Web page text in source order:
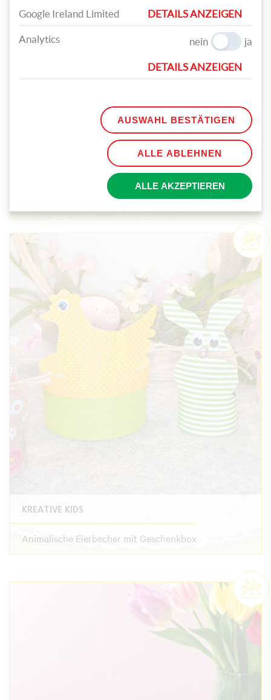
KREATIVE KIDS
Animalische Eierbecher mit Geschenkbox
Google Ireland Limited DETAILS ANZEIGEN
Analytics nein ja
DETAILS ANZEIGEN
AUSWAHL BESTÄTIGEN
ALLE ABLEHNEN
ALLE AKZEPTIEREN